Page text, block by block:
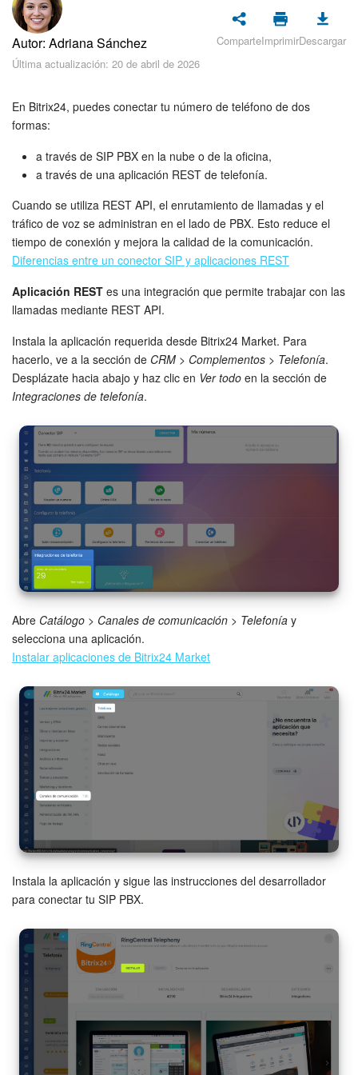
Seguridad
Planes y pagos
Messenger
Collabs
Calendario
Webmail
Grupos de trabajo
Tareas
Proyectos con IA
CoPilot - IA en Bitrix24
CRM
Reserva
Contact center
Sales center
BI Builder
Bitrix24 Market
Sitios web
Tienda Online
Tienda CRM
Empleados
Base de conocimientos
Firma electrónica
Firma electrónica para RR. HH.
Autor: Adriana Sánchez
Última actualización: 20 de abril de 2026
ComparteImprimirDescargar
En Bitrix24, puedes conectar tu número de teléfono de dos
formas:
a través de SIP PBX en la nube o de la oficina,
a través de una aplicación REST de telefonía.
Cuando se utiliza REST API, el enrutamiento de llamadas y el
tráfico de voz se administran en el lado de PBX. Esto reduce el
tiempo de conexión y mejora la calidad de la comunicación.
Diferencias entre un conector SIP y aplicaciones REST
Aplicación REST es una integración que permite trabajar con las
llamadas mediante REST API.
Instala la aplicación requerida desde Bitrix24 Market. Para
hacerlo, ve a la sección de CRM > Complementos > Telefonía.
Desplázate hacia abajo y haz clic en Ver todo en la sección de
Integraciones de telefonía.
Abre Catálogo > Canales de comunicación > Telefonía y
selecciona una aplicación.
Instalar aplicaciones de Bitrix24 Market
Instala la aplicación y sigue las instrucciones del desarrollador
para conectar tu SIP PBX.